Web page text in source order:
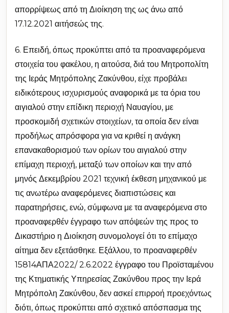
απορρίψεως από τη Διοίκηση της ως άνω από
17.12.2021 αιτήσεώς της.
6. Επειδή, όπως προκύπτει από τα προαναφερόμενα
στοιχεία του φακέλου, η αιτούσα, διά του Μητροπολίτη
της Ιεράς Μητρόπολης Ζακύνθου, είχε προβάλει
ειδικότερους ισχυρισμούς αναφορικά με τα όρια του
αιγιαλού στην επίδικη περιοχή Ναυαγίου, με
προσκομιδή σχετικών στοιχείων, τα οποία δεν είναι
προδήλως απρόσφορα για να κριθεί η ανάγκη
επανακαθορισμού των ορίων του αιγιαλού στην
επίμαχη περιοχή, μεταξύ των οποίων και την από
μηνός Δεκεμβρίου 2021 τεχνική έκθεση μηχανικού με
τις ανωτέρω αναφερόμενες διαπιστώσεις και
παρατηρήσεις, ενώ, σύμφωνα με τα αναφερόμενα στο
προαναφερθέν έγγραφο των απόψεών της προς το
Δικαστήριο η Διοίκηση συνομολογεί ότι το επίμαχο
αίτημα δεν εξετάσθηκε. Εξάλλου, το προαναφερθέν
15814ΑΠΑ2022/ 2.6.2022 έγγραφο του Προϊσταμένου
της Κτηματικής Υπηρεσίας Ζακύνθου προς την Ιερά
Μητρόπολη Ζακύνθου, δεν ασκεί επιρροή προεχόντως
διότι, όπως προκύπτει από σχετικό απόσπασμα της